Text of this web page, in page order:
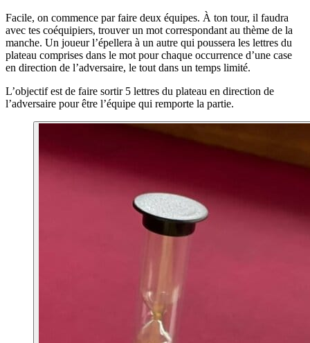
Facile, on commence par faire deux équipes. À ton tour, il faudra
avec tes coéquipiers, trouver un mot correspondant au thème de la
manche. Un joueur l’épellera à un autre qui poussera les lettres du
plateau comprises dans le mot pour chaque occurrence d’une case
en direction de l’adversaire, le tout dans un temps limité.
L’objectif est de faire sortir 5 lettres du plateau en direction de
l’adversaire pour être l’équipe qui remporte la partie.